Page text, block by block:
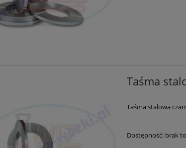
Taśma
Taśma stalowa
Dostępność: brak